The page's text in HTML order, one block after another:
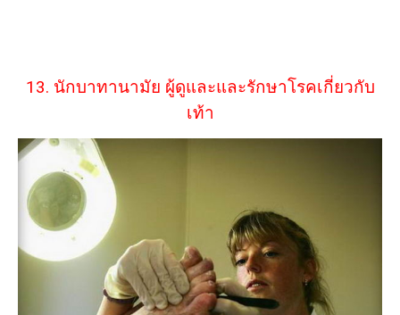
13. นักบาทานามัย ผู้ดูและและรักษาโรคเกี่ยวกับ
เท้า